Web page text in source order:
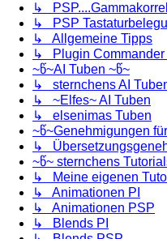
↳
↳ PSP
↳ Allgemeine Tipps
↳ Plugin Commander
~წ~AI Tuben ~წ~
↳ sternchens AI
↳ ~Elfes~ AI Tuben
↳ elsenimas Tuben
~წ~Genehmigungen
↳
~წ~ sternchens
↳ Meine eigenen
↳ Animationen PI
↳ Animationen PSP
↳ Blends PI